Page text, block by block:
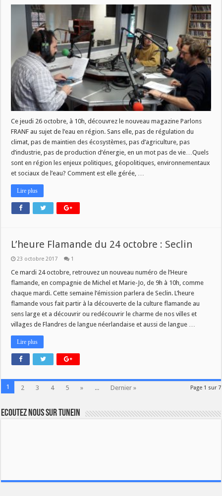
FRANF
:
L’eau
en
région
Ce jeudi 26 octobre, à 10h, découvrez le nouveau magazine Parlons
FRANF au sujet de l’eau en région. Sans elle, pas de régulation du
climat, pas de maintien des écosystèmes, pas d’agriculture, pas
d’industrie, pas de production d’énergie, en un mot pas de vie…Quels
sont en région les enjeux politiques, géopolitiques, environnementaux
et sociaux de l’eau? Comment est elle gérée, …
Lire plus
L’heure Flamande du 24 octobre : Seclin
23 octobre 2017 1
Ce mardi 24 octobre, retrouvez un nouveau numéro de l’Heure
flamande, en compagnie de Michel et Marie-Jo, de 9h à 10h, comme
chaque mardi. Cette semaine l’émission parlera de Seclin. L’heure
flamande vous fait partir à la découverte de la culture flamande au
sens large et a découvrir ou redécouvrir le charme de nos villes et
villages de Flandres de langue néerlandaise et aussi de langue …
Lire plus
Page 1 sur 7
1 2 3 4 5 » ... Dernier »
Ecoutez nous sur TuneIn